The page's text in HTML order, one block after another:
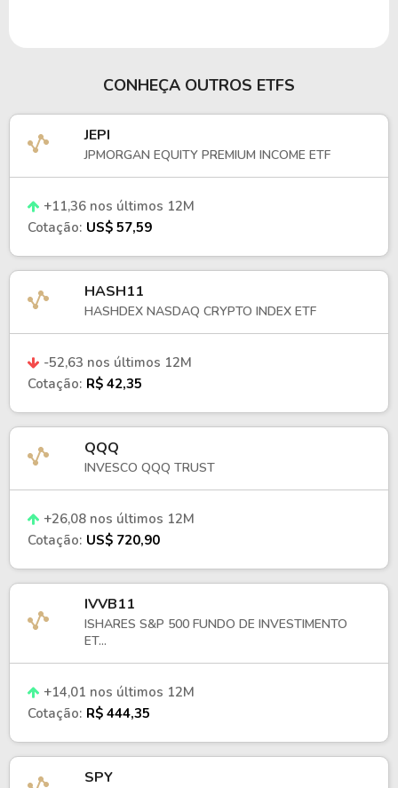
CONHEÇA OUTROS ETFS
JEPI
JPMORGAN EQUITY PREMIUM INCOME ETF
+11,36 nos últimos 12M
Cotação: US$ 57,59
HASH11
HASHDEX NASDAQ CRYPTO INDEX ETF
-52,63 nos últimos 12M
Cotação: R$ 42,35
QQQ
INVESCO QQQ TRUST
+26,08 nos últimos 12M
Cotação: US$ 720,90
IVVB11
ISHARES S&P 500 FUNDO DE INVESTIMENTO
ET...
+14,01 nos últimos 12M
Cotação: R$ 444,35
SPY